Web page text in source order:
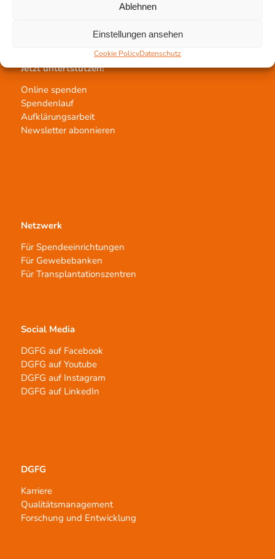
Ablehnen
Einstellungen ansehen
Cookie PolicyDatenschutz
Jetzt untertstützen!
Online spenden
Spendenlauf
Aufklärungsarbeit
Newsletter abonnieren
Netzwerk
Für Spendeeinrichtungen
Für Gewebebanken
Für Transplantationszentren
Social Media
DGFG auf Facebook
DGFG auf Youtube
DGFG auf Instagram
DGFG auf LinkedIn
DGFG
Karriere
Qualitätsmanagement
Forschung und Entwicklung